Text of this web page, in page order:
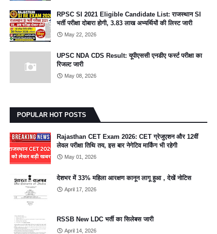
RPSC SI 2021 Eligible Candidate List: राजस्थान SI
भर्ती परीक्षा दोबारा होगी, 3.83 लाख अभ्यर्थियों की लिस्ट जारी
May 22, 2026
UPSC NDA CDS Result: यूपीएससी एनडीए फर्स्ट परीक्षा का
रिजल्ट जारी
May 08, 2026
POPULAR HOT POSTS
Rajasthan CET Exam 2026: CET ग्रेजुएशन और 12वीं
लेवल परीक्षा तिथि तय, इस बार नेगेटिव मार्किंग भी रहेगी
May 01, 2026
देशभर में 33% महिला आरक्षण कानून लागू हुआ , देखें नोटिस
April 17, 2026
RSSB New LDC भर्ती का सिलेबस जारी
April 14, 2026